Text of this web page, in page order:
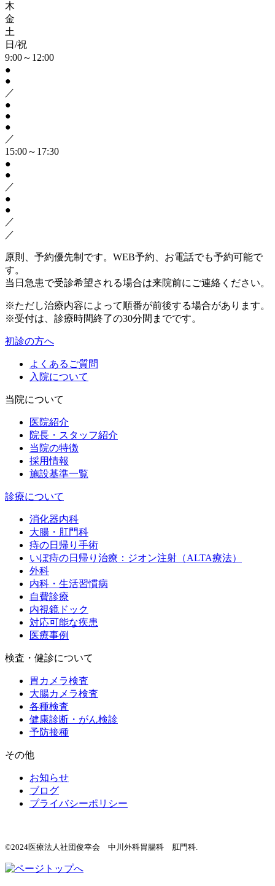
木
金
土
日/祝
9:00～12:00
●
●
／
●
●
●
／
15:00～17:30
●
●
／
●
●
／
／
原則、予約優先制です。WEB予約、お電話でも予約可能で
す。
当日急患で受診希望される場合は来院前にご連絡ください。
※ただし治療内容によって順番が前後する場合があります。
※受付は、診療時間終了の30分間までです。
初診の方へ
よくあるご質問
入院について
当院について
医院紹介
院長・スタッフ紹介
当院の特徴
採用情報
施設基準一覧
診療について
消化器内科
大腸・肛門科
痔の日帰り手術
いぼ痔の日帰り治療：ジオン注射（ALTA療法）
外科
内科・生活習慣病
自費診療
内視鏡ドック
対応可能な疾患
医療事例
検査・健診について
胃カメラ検査
大腸カメラ検査
各種検査
健康診断・がん検診
予防接種
その他
お知らせ
ブログ
プライバシーポリシー
©2024医療法人社団俊幸会 中川外科胃腸科 肛門科.